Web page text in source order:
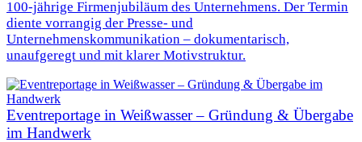
100‑jährige Firmenjubiläum des Unternehmens. Der Termin
diente vorrangig der Presse- und
Unternehmenskommunikation – dokumentarisch,
unaufgeregt und mit klarer Motivstruktur.
Eventreportage in Weißwasser – Gründung & Übergabe
im Handwerk